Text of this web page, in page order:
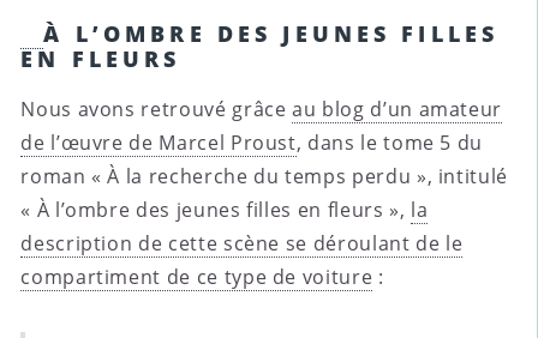
À L’OMBRE DES JEUNES FILLES
EN FLEURS
Nous avons retrouvé grâceau blog d’un amateur
de l’œuvre de Marcel Proust, dans le tome 5 du
roman « À la recherche du temps perdu », intitulé
« À l’ombre des jeunes filles en fleurs », la
description de cette scène se déroulant de le
compartiment de ce type de voiture :